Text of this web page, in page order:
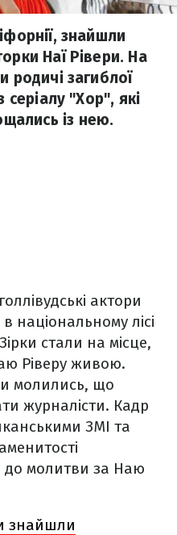
знайшли
Наї Рівери. На
родичі загиблої
серіалу "Хор", які
із нею.
актори
національному лісі
стали на місце,
Ріверу живою.
молились, що
журналісти. Кадр
ЗМІ та
до молитви за Наю
знайшли